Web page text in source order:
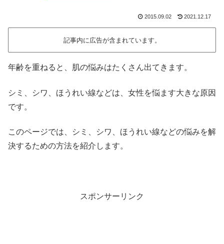
2015.09.02 2021.12.17
記事内に広告が含まれています。
年齢を重ねると、肌の悩みはたくさん出てきます。
シミ、シワ、ほうれい線などは、女性を悩ます大きな原因
です。
このページでは、シミ、シワ、ほうれい線などの悩みを解
決するための方法を紹介します。
スポンサーリンク